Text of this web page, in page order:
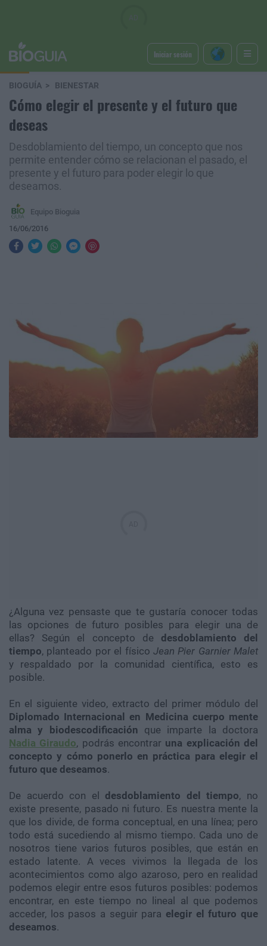
Iniciar sesión
BIOGUÍA BIENESTAR
Cómo elegir el presente y el futuro que
deseas
Desdoblamiento del tiempo, un concepto que nos
permite entender cómo se relacionan el pasado, el
presente y el futuro para poder elegir lo que
deseamos.
Equipo Bioguia
16/06/2016
¿Alguna vez pensaste que te gustaría conocer todas
las opciones de futuro posibles para elegir una de
ellas? Según el concepto de desdoblamiento del
tiempo, planteado por el físico Jean Pier Garnier Malet
y respaldado por la comunidad científica, esto es
posible.
En el siguiente video, extracto del primer módulo del
Diplomado Internacional en Medicina cuerpo mente
alma y biodescodificación que imparte la doctora
Nadia Giraudo, podrás encontrar una explicación del
concepto y cómo ponerlo en práctica para elegir el
futuro que deseamos.
De acuerdo con el desdoblamiento del tiempo, no
existe presente, pasado ni futuro. Es nuestra mente la
que los divide, de forma conceptual, en una línea; pero
todo está sucediendo al mismo tiempo. Cada uno de
nosotros tiene varios futuros posibles, que están en
estado latente. A veces vivimos la llegada de los
acontecimientos como algo azaroso, pero en realidad
podemos elegir entre esos futuros posibles: podemos
encontrar, en este tiempo no lineal al que podemos
acceder, los pasos a seguir para elegir el futuro que
deseamos.